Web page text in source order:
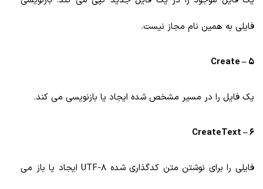
فایلی به همین نام مجاز نیست.
5 – Create
یک فایل را در مسیر مشخص شده ایجاد یا بازنویسی می کند.
6 – CreateText
فایلی را برای نوشتن متن کدگذاری شده UTF-8 ایجاد یا باز می